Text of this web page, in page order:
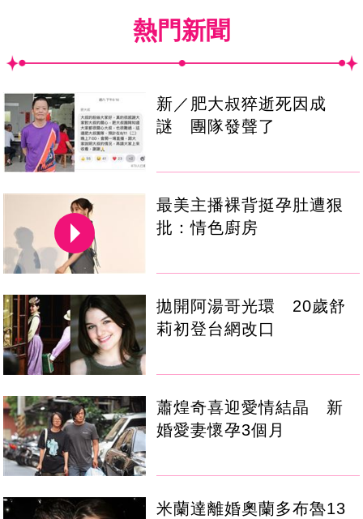
熱門新聞
新／肥大叔猝逝死因成
謎 團隊發聲了
最美主播裸背挺孕肚遭狠
批：情色廚房
拋開阿湯哥光環 20歲舒
莉初登台網改口
蕭煌奇喜迎愛情結晶 新
婚愛妻懷孕3個月
米蘭達離婚奧蘭多布魯13